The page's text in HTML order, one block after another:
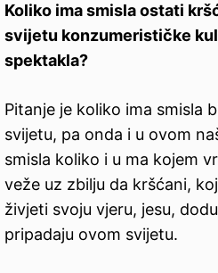
Koliko ima smisla ostati
svijetu konzumerističke
spektakla?
Pitanje je koliko ima smisla
svijetu, pa onda i u ovom
smisla koliko i u ma kojem
veže uz zbilju da kršćani,
živjeti svoju vjeru, jesu,
pripadaju ovom svijetu.